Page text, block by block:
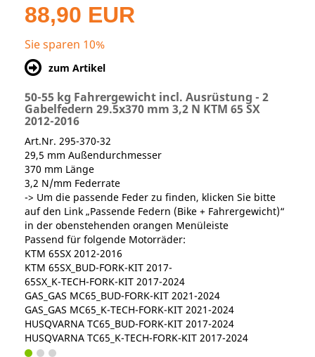
88,90 EUR
Sie sparen 10%
zum Artikel
50-55 kg Fahrergewicht incl. Ausrüstung - 2
Gabelfedern 29.5x370 mm 3,2 N KTM 65 SX
2012-2016
Art.Nr. 295-370-32
29,5 mm Außendurchmesser
370 mm Länge
3,2 N/mm Federrate
-> Um die passende Feder zu finden, klicken Sie bitte
auf den Link „Passende Federn (Bike + Fahrergewicht)“
in der obenstehenden orangen Menüleiste
Passend für folgende Motorräder:
KTM 65SX 2012-2016
KTM 65SX_BUD-FORK-KIT 2017-
65SX_K-TECH-FORK-KIT 2017-2024
GAS_GAS MC65_BUD-FORK-KIT 2021-2024
GAS_GAS MC65_K-TECH-FORK-KIT 2021-2024
HUSQVARNA TC65_BUD-FORK-KIT 2017-2024
HUSQVARNA TC65_K-TECH-FORK-KIT 2017-2024